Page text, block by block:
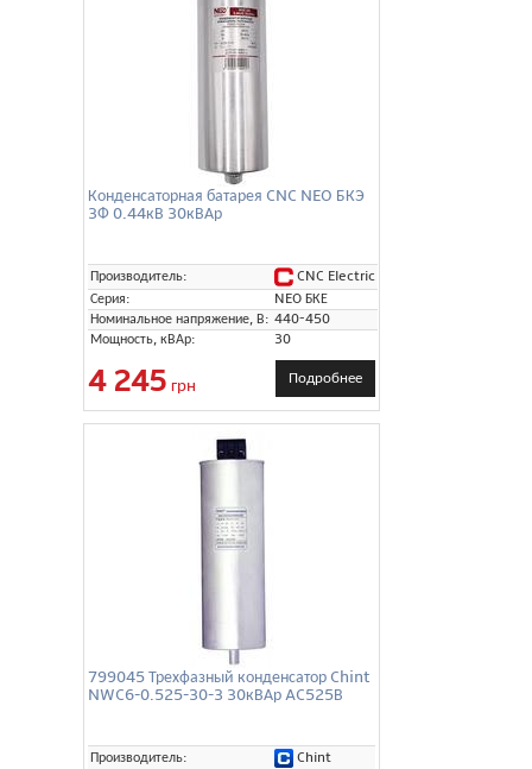
Конденсаторная батарея CNC NEO БКЭ
3Ф 0.44кВ 30кВАр
Производитель:
CNC Electric
Серия:
NEO БКЕ
Номинальное напряжение, В: 440-450
Мощность, кВАр:
30
4 245 грн Подробнее
799045 Трехфазный конденсатор Chint
NWC6-0.525-30-3 30кВАр AC525В
Производитель:
Chint